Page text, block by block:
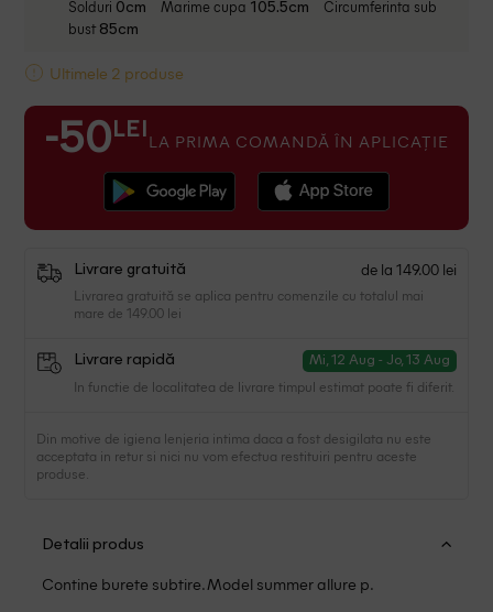
Solduri 0cm Marime cupa 105.5cm
Circumferinta sub
bust 85cm
Ultimele 2 produse
-50 LEI LA PRIMA COMANDĂ ÎN APLICAȚIE
Livrare gratuită de la 149.00 lei
Livrarea gratuită se aplica pentru comenzile cu totalul mai
mare de 149.00 lei
Livrare rapidă Mi, 12 Aug - Jo, 13 Aug
In functie de localitatea de livrare timpul estimat poate fi diferit.
Din motive de igiena lenjeria intima daca a fost desigilata nu este
acceptata in retur si nici nu vom efectua restituiri pentru aceste
produse.
Detalii produs
Contine burete subtire. Model summer allure p.